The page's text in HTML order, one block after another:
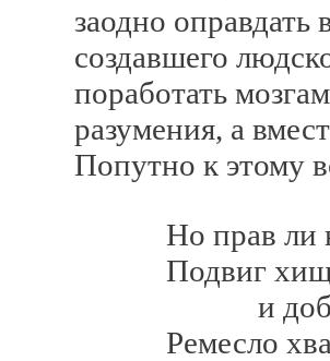
заодно
создавшего
поработать
разумения, а
Попутно к этому
Но прав ли
Подвиг
и
Ремесло